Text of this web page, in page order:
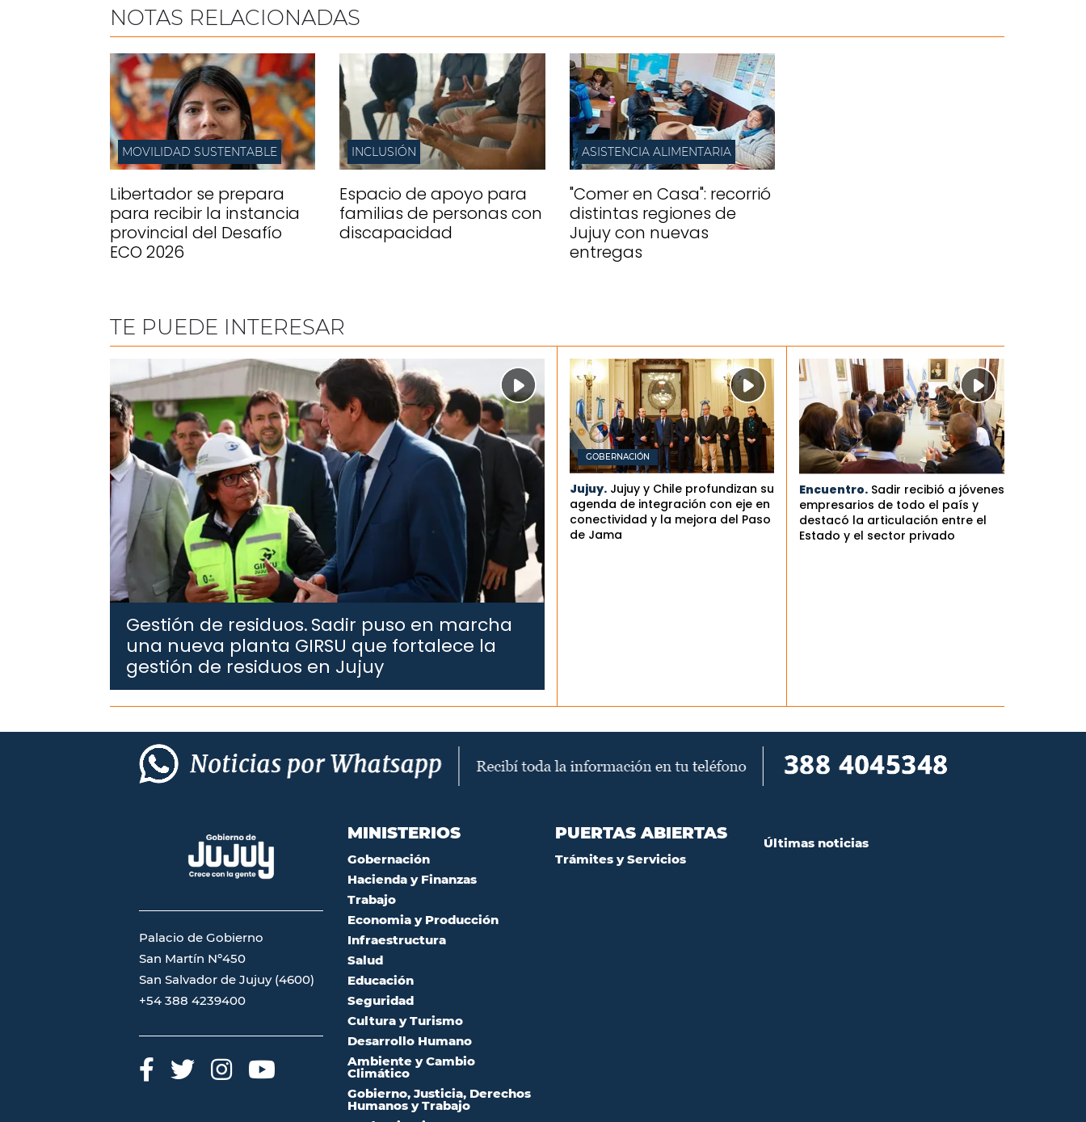
NOTAS RELACIONADAS
MOVILIDAD SUSTENTABLE
Libertador se prepara
para recibir la instancia
provincial del Desafío
ECO 2026
INCLUSIÓN
Espacio de apoyo para
familias de personas con
discapacidad
ASISTENCIA ALIMENTARIA
"Comer en Casa": recorrió
distintas regiones de
Jujuy con nuevas
entregas
TE PUEDE INTERESAR
Gestión de residuos.Sadir puso en marcha
una nueva planta GIRSU que fortalece la
gestión de residuos en Jujuy
GOBERNACIÓN
Jujuy. Jujuy y Chile profundizan su
agenda de integración con eje en
conectividad y la mejora del Paso
de Jama
Encuentro. Sadir recibió a jóvenes
empresarios de todo el país y
destacó la articulación entre el
Estado y el sector privado
Palacio de Gobierno
San Martín Nº450
San Salvador de Jujuy (4600)
+54 388 4239400
MINISTERIOS
Gobernación
Hacienda y Finanzas
Trabajo
Economia y Producción
Infraestructura
Salud
Educación
Seguridad
Cultura y Turismo
Desarrollo Humano
Ambiente y Cambio
Climático
Gobierno, Justicia, Derechos
Humanos y Trabajo
PUERTAS ABIERTAS
Trámites y Servicios
Últimas noticias